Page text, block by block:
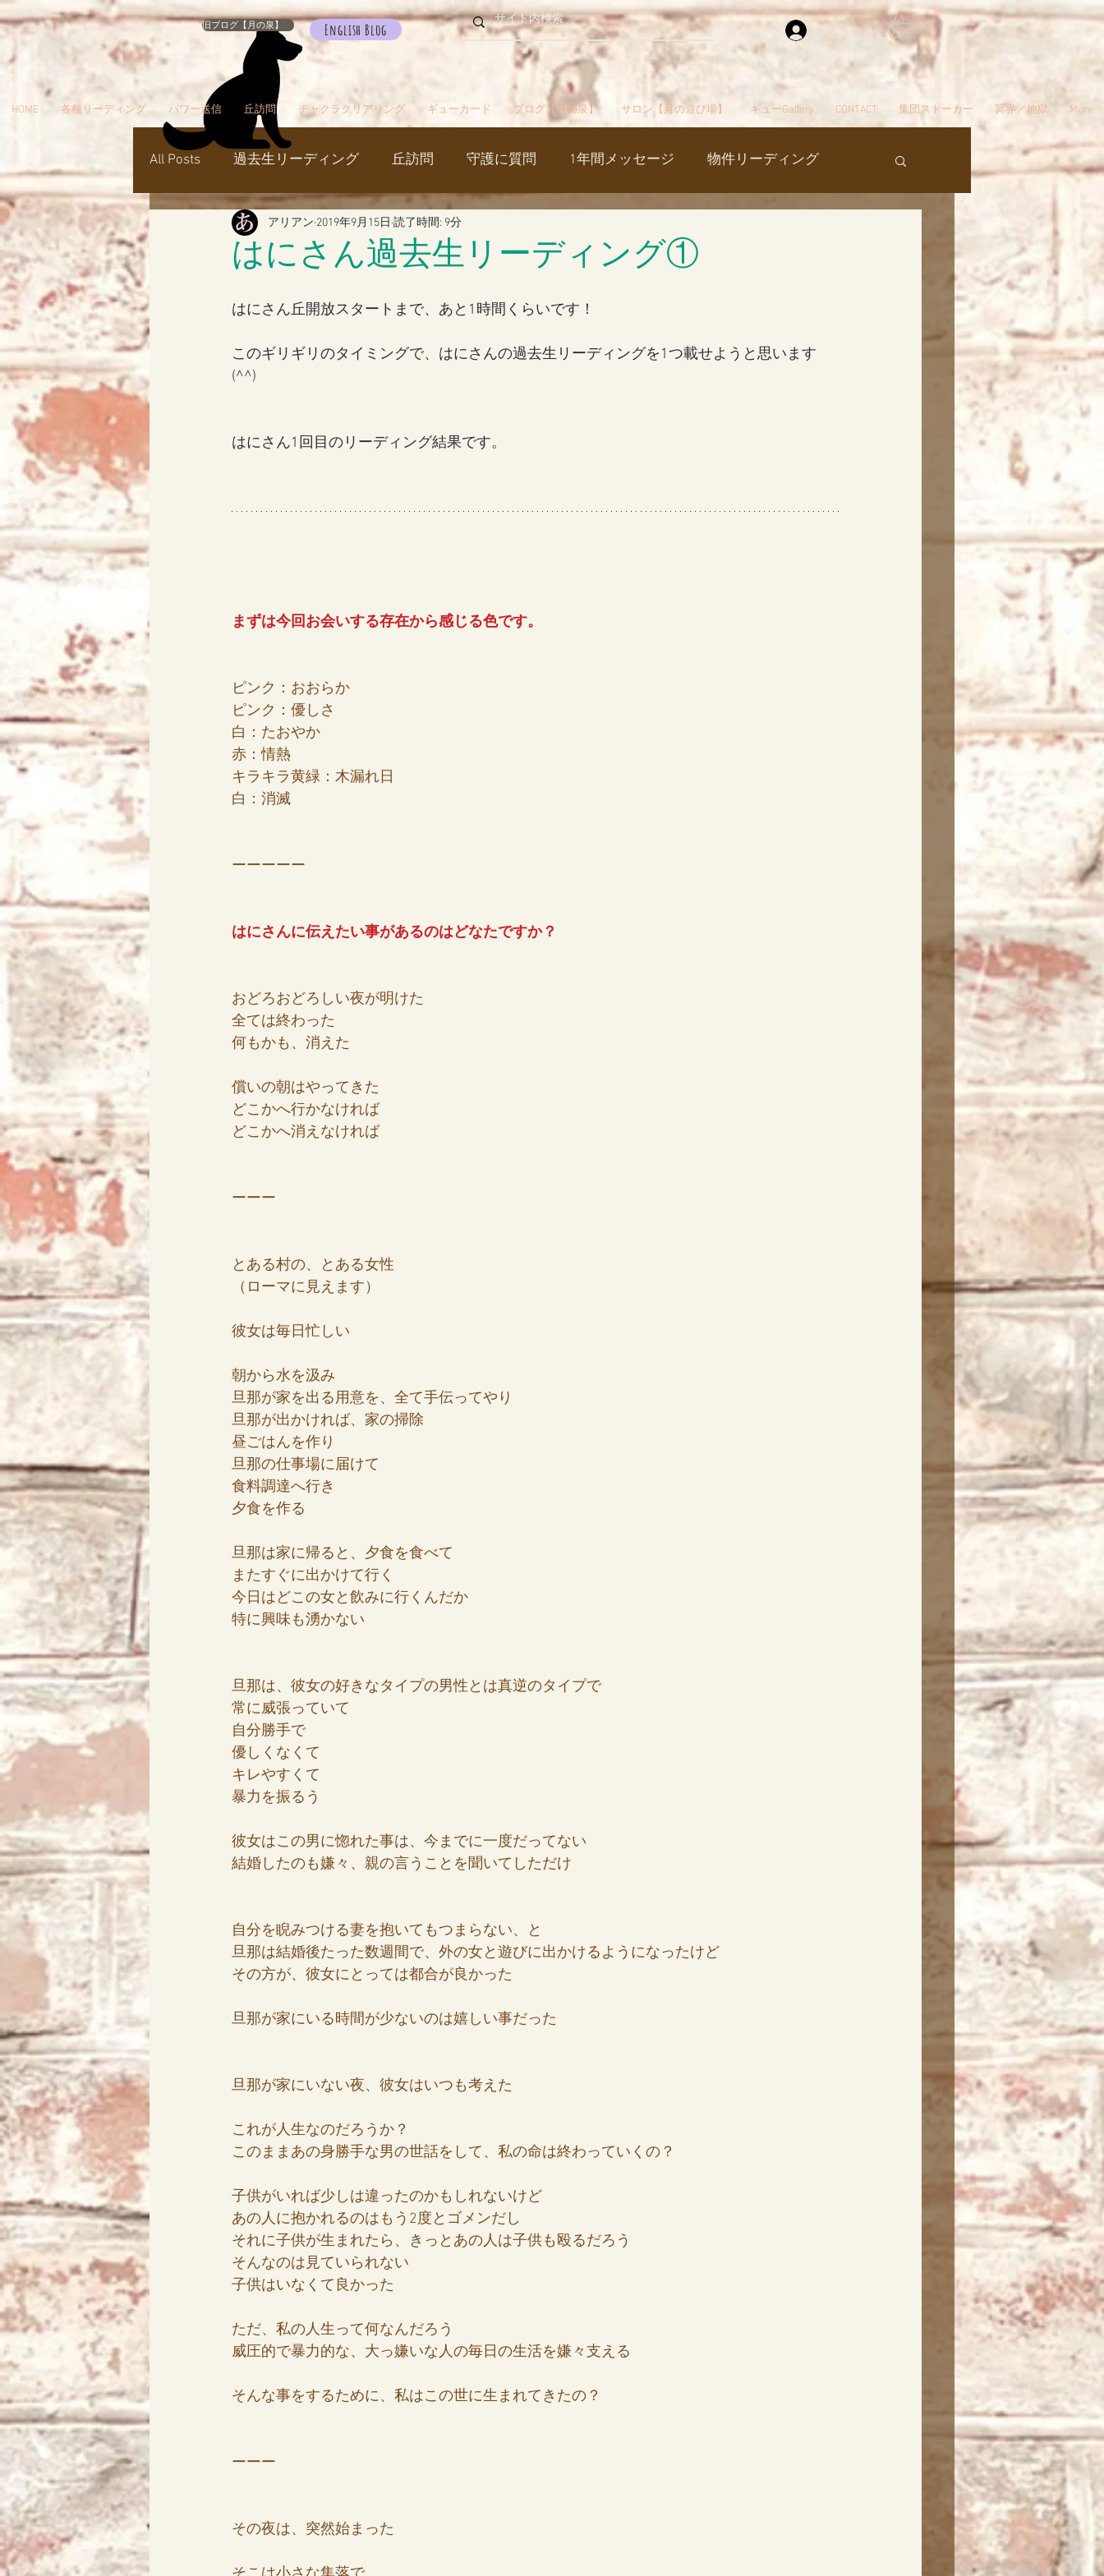
旧ブログ【月の泉】 English Blog ログイン
HOME 各種リーディング パワー送信 丘訪問 チャクラクリアリング ギューカード ブログ【月の泉】 サロン【月の遊び場】 ギューGallery CONTACT 集団ストーカー 冥界／地獄 More
All Posts 過去生リーディング 丘訪問 守護に質問 1年間メッセージ 物件リーディング
パワー送信 冥界 天国 カルマパターン
シャスタ ダンスミュア 覚醒／毒出し 妊娠・出産・不妊 斉木のじいさん 夢
はにさん過去生リーディング①
アリアン 2019年9月15日 読了時間: 9分
はにさん丘開放スタートまで、あと1時間くらいです！
このギリギリのタイミングで、はにさんの過去生リーディングを1つ載せようと思います
(^^)
はにさん1回目のリーディング結果です。
まずは今回お会いする存在から感じる色です。
ピンク：おおらか
ピンク：優しさ
白：たおやか
赤：情熱
キラキラ黄緑：木漏れ日
白：消滅
ーーーーー
はにさんに伝えたい事があるのはどなたですか？
おどろおどろしい夜が明けた
全ては終わった
何もかも、消えた
償いの朝はやってきた
どこかへ行かなければ
どこかへ消えなければ
ーーー
とある村の、とある女性
（ローマに見えます）
彼女は毎日忙しい
朝から水を汲み
旦那が家を出る用意を、全て手伝ってやり
旦那が出かければ、家の掃除
昼ごはんを作り
旦那の仕事場に届けて
食料調達へ行き
夕食を作る
旦那は家に帰ると、夕食を食べて
またすぐに出かけて行く
今日はどこの女と飲みに行くんだか
特に興味も湧かない
旦那は、彼女の好きなタイプの男性とは真逆のタイプで
常に威張っていて
自分勝手で
優しくなくて
キレやすくて
暴力を振るう
彼女はこの男に惚れた事は、今までに一度だってない
結婚したのも嫌々、親の言うことを聞いてしただけ
自分を睨みつける妻を抱いてもつまらない、と
旦那は結婚後たった数週間で、外の女と遊びに出かけるようになったけど
その方が、彼女にとっては都合が良かった
旦那が家にいる時間が少ないのは嬉しい事だった
旦那が家にいない夜、彼女はいつも考えた
これが人生なのだろうか？
このままあの身勝手な男の世話をして、私の命は終わっていくの？
子供がいれば少しは違ったのかもしれないけど
あの人に抱かれるのはもう2度とゴメンだし
それに子供が生まれたら、きっとあの人は子供も殴るだろう
そんなのは見ていられない
子供はいなくて良かった
ただ、私の人生って何なんだろう
威圧的で暴力的な、大っ嫌いな人の毎日の生活を嫌々支える
そんな事をするために、私はこの世に生まれてきたの？
ーーー
その夜は、突然始まった